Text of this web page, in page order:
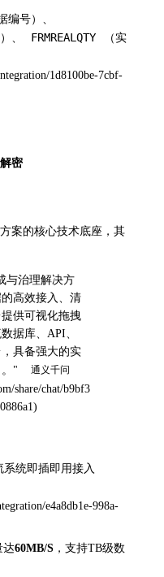
编号）、
、 FRMREALQTY
（实
1d8100be-7cbf-
密
案的核心技术底座，其
与治理解决方
高效接入、清
供可视化拖拽
据库、API、
，具备强大的实
"
share/chat/b9bf3
)
系统即插即用接入
e4a8db1e-998a-
达60MB/S ，支持TB级数